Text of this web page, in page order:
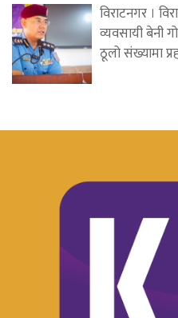
विराटनगर ।
व्यवसायी बेनी
ठूलो संख्यामा